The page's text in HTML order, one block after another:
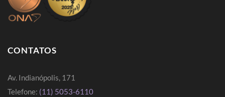
CONTATOS
Av. Indianópolis, 171
Telefone: (11) 5053-6110